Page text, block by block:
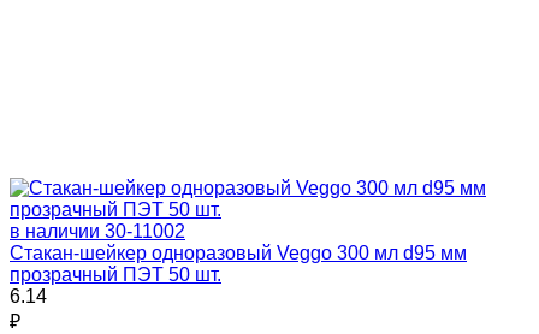
в наличии 30-11002
Стакан-шейкер одноразовый Veggo 300 мл d95 мм
прозрачный ПЭТ 50 шт.
6.14
₽